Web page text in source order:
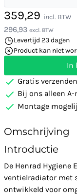
359,29 incl. BTW
296,93 excl. BTW
Levertijd 23 dagen
Product kan niet
In
Gratis
Bij ons alleen
Montage
Omschrijving
Introductie
De Henrad Hygiene
ventielradiator met
ontwikkeld voor